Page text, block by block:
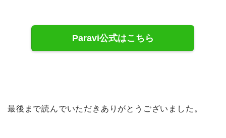
Paravi公式はこちら
最後まで読んでいただきありがとうございました。